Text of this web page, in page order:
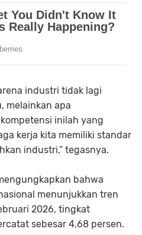
industri tidak lagi
melainkan apa
inilah yang
kerja kita memiliki standar
industri,” tegasnya.
bahwa
menunjukkan tren
2026, tingkat
sebesar 4,68 persen.